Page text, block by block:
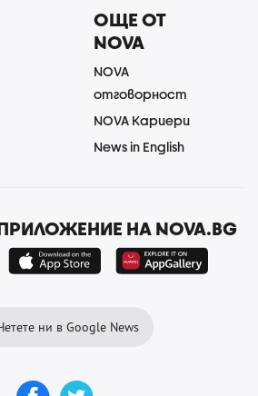
ОЩЕ ОТ
NOVA
NOVA
отговорност
NOVA Кариери
News in English
НА NOVA.BG
ни в Google News